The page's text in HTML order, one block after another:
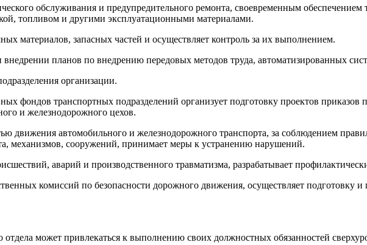
обслуживания и предупредительного ремонта, своевременным
топливом и другими эксплуатационными материалами.
материалов, запасных частей и осуществляет контроль за их выполнением.
внедрении планов по внедрению передовых методов труда, автоматизированных
организации.
фондов транспортных подразделений организует подготовку проектов приказов
и железнодорожного цехов.
движения автомобильного и железнодорожного транспорта, за соблюдением
механизмов, сооружений, принимает меры к устранению нарушений.
аварий и производственного травматизма, разрабатывает
комиссий по безопасности дорожного движения, осуществляет подготовку
может привлекаться к выполнению своих должностных обязанностей